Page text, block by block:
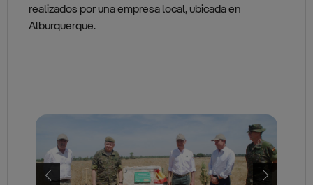
realizados por una empresa local, ubicada en
Alburquerque.